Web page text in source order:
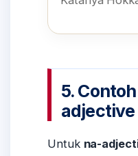
5.
adjective
Untuk na-